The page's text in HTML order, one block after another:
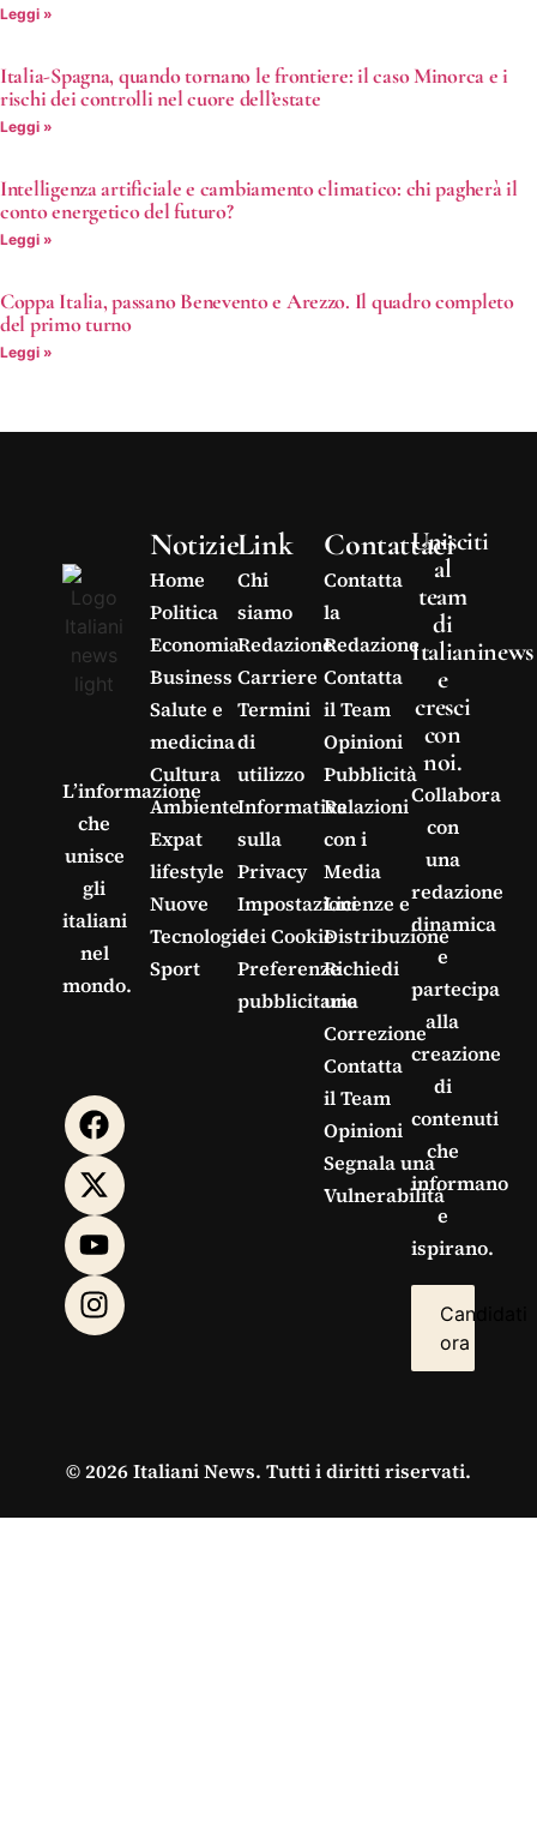
Leggi »
Italia-Spagna, quando tornano le frontiere: il caso Minorca e i
rischi dei controlli nel cuore dell’estate
Leggi »
Intelligenza artificiale e cambiamento climatico: chi pagherà il
conto energetico del futuro?
Leggi »
Coppa Italia, passano Benevento e Arezzo. Il quadro completo
del primo turno
Leggi »
L’informazione
che
unisce
gli
italiani
nel
mondo.
Notizie
Home
Politica
Economia
Business
Salute e
medicina
Cultura
Ambiente
Expat
lifestyle
Nuove
Tecnologie
Sport
Link
Chi
siamo
Redazione
Carriere
Termini
di
utilizzo
Informativa
sulla
Privacy
Impostazioni
dei Cookie
Preferenze
pubblicitarie
Contattaci
Contatta
la
Redazione
Contatta
il Team
Opinioni
Pubblicità
Relazioni
con i
Media
Licenze e
Distribuzione
Richiedi
una
Correzione
Contatta
il Team
Opinioni
Segnala una
Vulnerabilità
Unisciti
al
team
di
Italianinews
e
cresci
con
noi.
Collabora
con
una
redazione
dinamica
e
partecipa
alla
creazione
di
contenuti
che
informano
e
ispirano.
Candidati
ora
© 2026 Italiani News. Tutti i diritti riservati.